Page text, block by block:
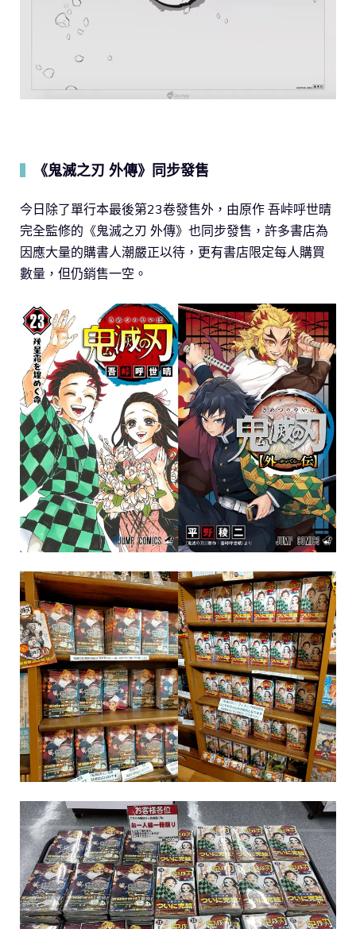
《鬼滅之刃 外傳》同步發售
今日除了單行本最後第23卷發售外，由原作 吾峠呼世晴
完全監修的《鬼滅之刃 外傳》也同步發售，許多書店為
因應大量的購書人潮嚴正以待，更有書店限定每人購買
數量，但仍銷售一空。